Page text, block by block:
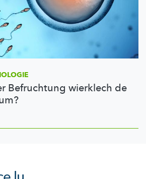
Befruchtung wierklech de